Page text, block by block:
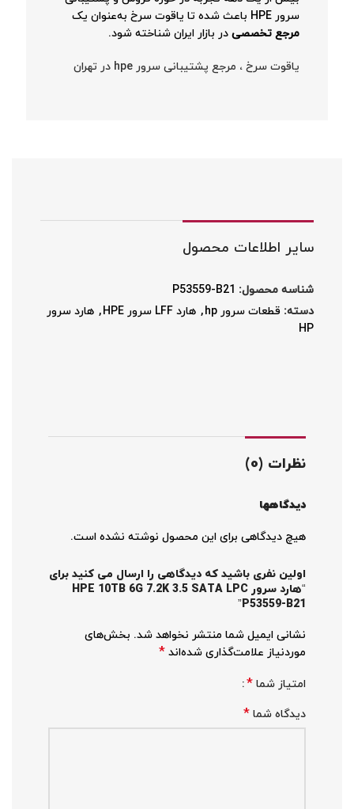
سرور HPE باعث شده تا یاقوت سرخ به‌عنوان یک
مرجع تخصصی در بازار ایران شناخته شود.
یاقوت سرخ ، مرجع پشتیبانی سرور hpe در تهران
سایر اطلاعات محصول
شناسه محصول: P53559-B21
دسته: قطعات سرور hp , هارد LFF سرور HPE , هارد سرور
HP
نظرات (0)
دیدگاهها
هیچ دیدگاهی برای این محصول نوشته نشده است.
اولین نفری باشید که دیدگاهی را ارسال می کنید برای
“هارد سرور HPE 10TB 6G 7.2K 3.5 SATA LPC
P53559-B21”
نشانی ایمیل شما منتشر نخواهد شد. بخش‌های
موردنیاز علامت‌گذاری شده‌اند *
امتیاز شما *
دیدگاه شما *